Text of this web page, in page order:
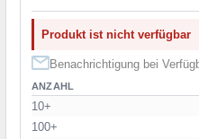
Produkt ist nicht verfügbar
Benachrichtigung bei
ANZAHL
10+
100+